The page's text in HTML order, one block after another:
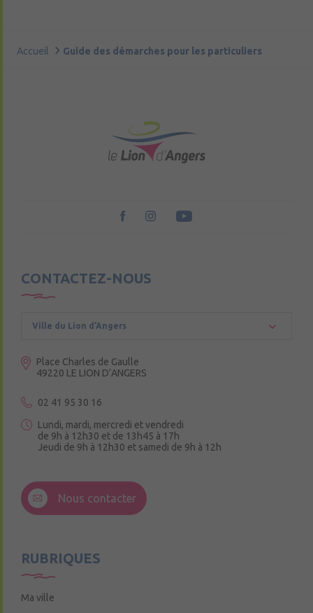
Accueil Guide des démarches pour les particuliers
CONTACTEZ-NOUS
Ville du Lion d’Angers
Place Charles de Gaulle
49220 LE LION D’ANGERS
02 41 95 30 16
Lundi, mardi, mercredi et vendredi
de 9h à 12h30 et de 13h45 à 17h
Jeudi de 9h à 12h30 et samedi de 9h à 12h
49220 Andigné
Nous contacter
RUBRIQUES
Ma ville